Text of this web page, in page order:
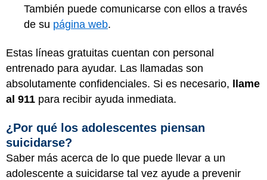
También puede comunicarse con ellos a través
de su página web.
Estas líneas gratuitas cuentan con personal
entrenado para ayudar. Las llamadas son
absolutamente confidenciales. Si es necesario,
llame
al 911 para recibir ayuda inmediata.
¿Por qué los adolescentes piensan
suicidarse?
Saber más acerca de lo que puede llevar a un
adolescente a suicidarse tal vez ayude a prevenir